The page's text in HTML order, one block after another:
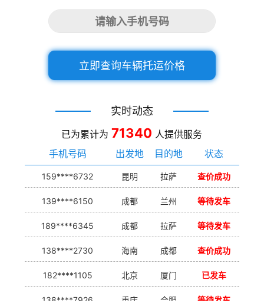
立即查询车辆托运价格
实时动态
已为累计为 71340 人提供服务
手机号码
出发地 目的地 状态
159****6732 昆明 拉萨 查价成功
139****6150 成都 兰州 等待发车
189****6345 成都 拉萨 等待发车
138****2730 海南 成都 查价成功
182****1105 北京 厦门 已发车
138****7926 重庆 合肥 等待发车